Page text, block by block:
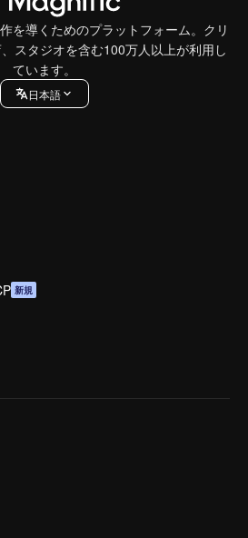
を導くためのプラットフォーム。クリ
スタジオを含む100万人以上が利用し
ています。
日本語
新規